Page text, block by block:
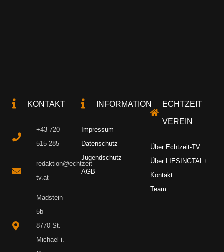
KONTAKT
+43 720
515 285
redaktion@echtzeit-
tv.at
Madstein
5b
8770 St.
Michael i.
INFORMATION
Impressum
Datenschutz
Jugendschutz
AGB
ECHTZEIT
VEREIN
Über Echtzeit-TV
Über LIESINGTAL+
Kontakt
Team